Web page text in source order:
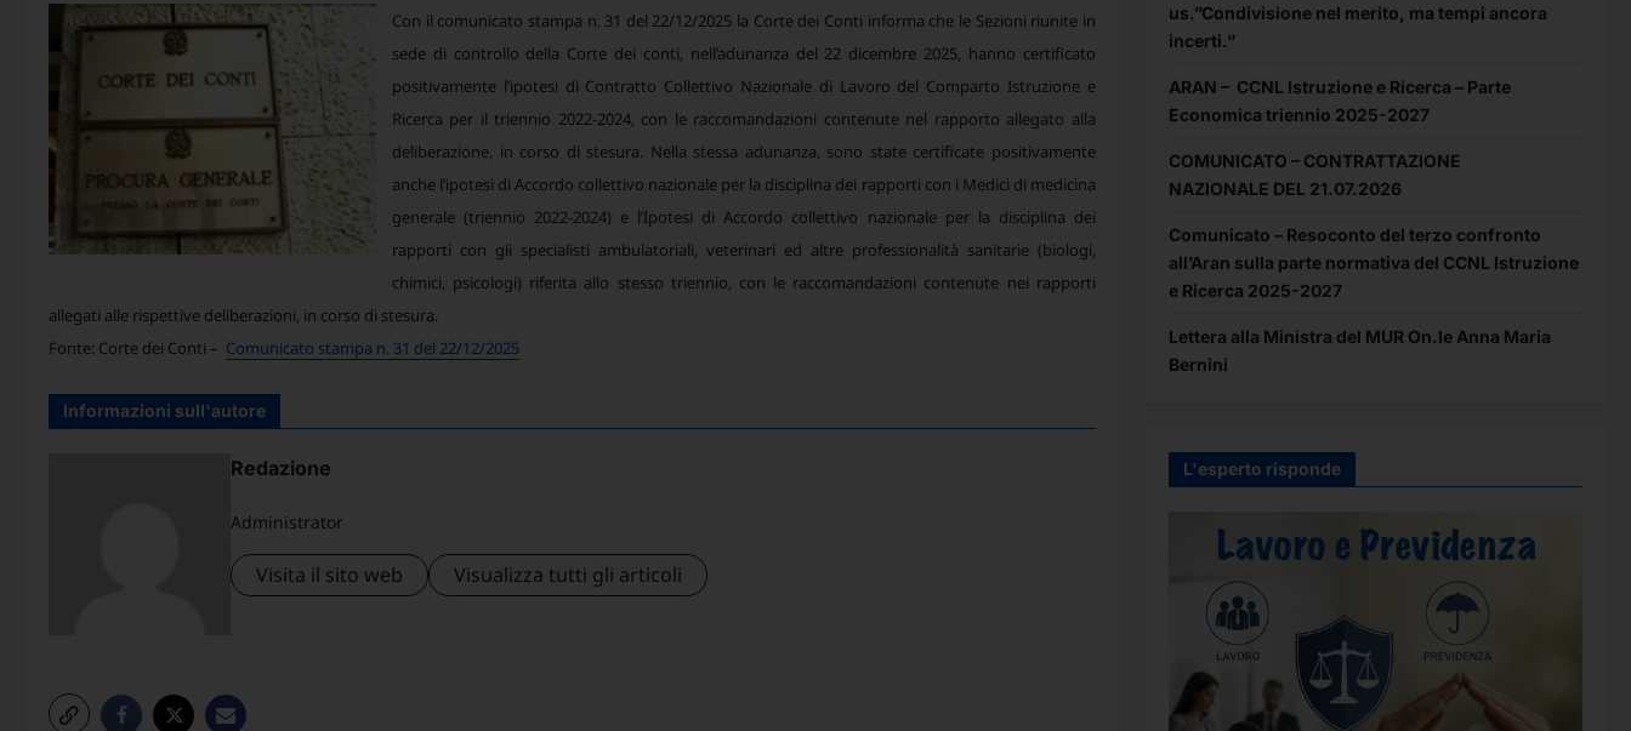
Con il comunicato stampa n. 31 del 22/12/2025 la Corte dei Conti informa che le Sezioni riunite in
sede di controllo della Corte dei conti, nell’adunanza del 22 dicembre 2025, hanno certificato
positivamente l’ipotesi di Contratto Collettivo Nazionale di Lavoro del Comparto Istruzione e
Ricerca per il triennio 2022-2024, con le raccomandazioni contenute nel rapporto allegato alla
deliberazione, in corso di stesura. Nella stessa adunanza, sono state certificate positivamente
anche l’ipotesi di Accordo collettivo nazionale per la disciplina dei rapporti con i Medici di medicina
generale (triennio 2022-2024) e l’Ipotesi di Accordo collettivo nazionale per la disciplina dei
rapporti con gli specialisti ambulatoriali, veterinari ed altre professionalità sanitarie (biologi,
chimici, psicologi) riferita allo stesso triennio, con le raccomandazioni contenute nei rapporti
allegati alle rispettive deliberazioni, in corso di stesura.
Fonte: Corte dei Conti – Comunicato stampa n. 31 del 22/12/2025
Informazioni sull'autore
Redazione
Administrator
Visita il sito web Visualizza tutti gli articoli
us.”Condivisione nel merito, ma tempi ancora
incerti.”
ARAN – CCNL Istruzione e Ricerca – Parte
Economica triennio 2025-2027
COMUNICATO – CONTRATTAZIONE
NAZIONALE DEL 21.07.2026
Comunicato – Resoconto del terzo confronto
all’Aran sulla parte normativa del CCNL Istruzione
e Ricerca 2025-2027
Lettera alla Ministra del MUR On.le Anna Maria
Bernini
L'esperto risponde